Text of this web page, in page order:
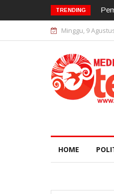
TRENDING 12
Minggu, 9
HOME